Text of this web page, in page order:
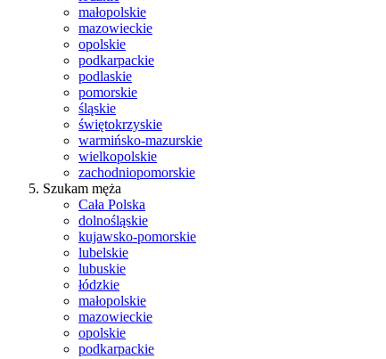
małopolskie
mazowieckie
opolskie
podkarpackie
podlaskie
pomorskie
śląskie
świętokrzyskie
warmińsko-mazurskie
wielkopolskie
zachodniopomorskie
Szukam męża
Cała Polska
dolnośląskie
kujawsko-pomorskie
lubelskie
lubuskie
łódzkie
małopolskie
mazowieckie
opolskie
podkarpackie